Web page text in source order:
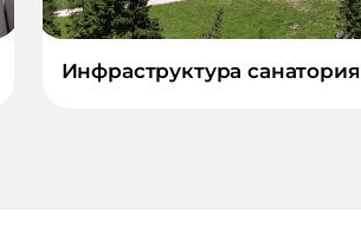
Инфраструктура санатория